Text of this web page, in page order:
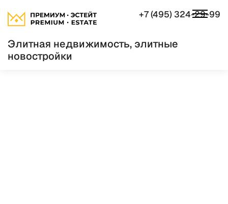
Элитная недвижимость, элитные
новостройки
+7 (495) 324-29-99